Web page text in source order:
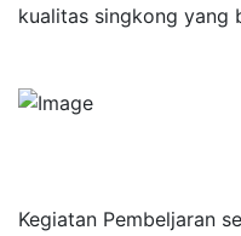
kualitas singkong yang
Kegiatan Pembeljaran